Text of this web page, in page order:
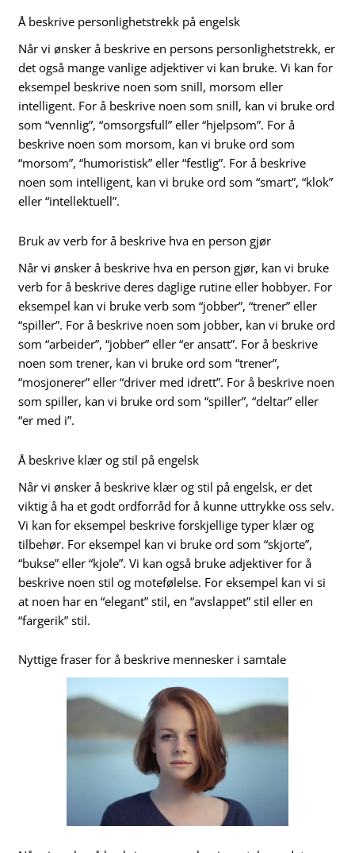
Å beskrive personlighetstrekk på engelsk
Når vi ønsker å beskrive en persons personlighetstrekk, er
det også mange vanlige adjektiver vi kan bruke. Vi kan for
eksempel beskrive noen som snill, morsom eller
intelligent. For å beskrive noen som snill, kan vi bruke ord
som “vennlig”, “omsorgsfull” eller “hjelpsom”. For å
beskrive noen som morsom, kan vi bruke ord som
“morsom”, “humoristisk” eller “festlig”. For å beskrive
noen som intelligent, kan vi bruke ord som “smart”, “klok”
eller “intellektuell”.
Bruk av verb for å beskrive hva en person gjør
Når vi ønsker å beskrive hva en person gjør, kan vi bruke
verb for å beskrive deres daglige rutine eller hobbyer. For
eksempel kan vi bruke verb som “jobber”, “trener” eller
“spiller”. For å beskrive noen som jobber, kan vi bruke ord
som “arbeider”, “jobber” eller “er ansatt”. For å beskrive
noen som trener, kan vi bruke ord som “trener”,
“mosjonerer” eller “driver med idrett”. For å beskrive noen
som spiller, kan vi bruke ord som “spiller”, “deltar” eller
“er med i”.
Å beskrive klær og stil på engelsk
Når vi ønsker å beskrive klær og stil på engelsk, er det
viktig å ha et godt ordforråd for å kunne uttrykke oss selv.
Vi kan for eksempel beskrive forskjellige typer klær og
tilbehør. For eksempel kan vi bruke ord som “skjorte”,
“bukse” eller “kjole”. Vi kan også bruke adjektiver for å
beskrive noen stil og motefølelse. For eksempel kan vi si
at noen har en “elegant” stil, en “avslappet” stil eller en
“fargerik” stil.
Nyttige fraser for å beskrive mennesker i samtale